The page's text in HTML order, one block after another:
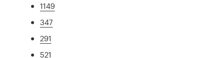
1149
347
291
521